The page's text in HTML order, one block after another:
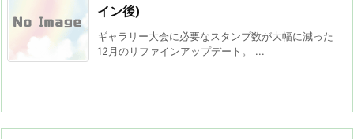
イン後)
ギャラリー大会に必要なスタンプ数が大幅に減った
12月のリファインアップデート。 ...